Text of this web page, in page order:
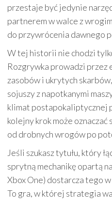
przestaje być jedynie
partnerem w walce z
do przywrócenia dawnego
W tej historii nie chodzi
Rozgrywka prowadzi przez
zasobów i ukrytych
sojuszy z napotkanymi
klimat postapokaliptycznej
kolejny krok może
od drobnych wrogów po
Jeśli szukasz tytułu, który
sprytną mechanikę opartą
Xbox One) dostarcza tego
To gra, w której strategia